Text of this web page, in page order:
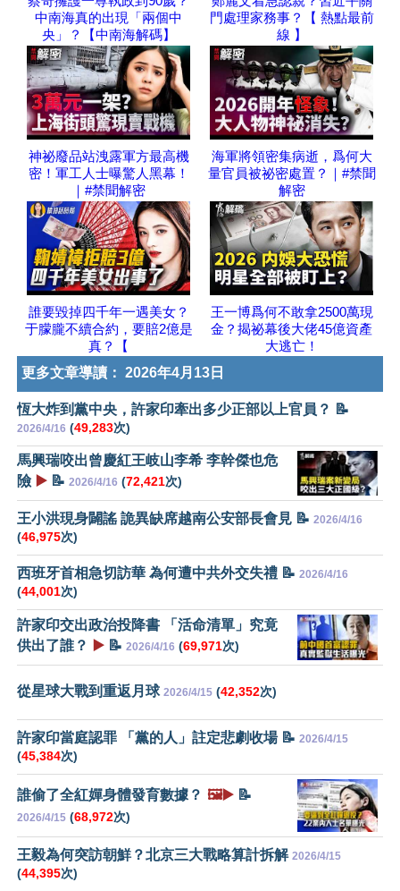
中南海真的出現「兩個中
央」？【中南海解碼】
門處理家務事？【 熱點最前
線 】
神祕廢品站洩露軍方最高機
密！軍工人士曝驚人黑幕！
｜#禁聞解密
海軍將領密集病逝，爲何大
量官員被祕密處置？｜#禁聞
解密
誰要毀掉四千年一遇美女？
于朦朧不續合約，要賠2億是
真？【
王一博爲何不敢拿2500萬現
金？揭祕幕後大佬45億資產
大逃亡！
更多文章導讀： 2026年4月13日
恆大炸到黨中央，許家印牽出多少正部以上官員？ 📝
2026/4/16 (49,283次)
馬興瑞咬出曾慶紅王岐山李希 李幹傑也危
險 ▶️ 📝 2026/4/16 (72,421次)
王小洪現身闢謠 詭異缺席越南公安部長會見 📝 2026/4/16
(46,975次)
西班牙首相急切訪華 為何遭中共外交失禮 📝 2026/4/16
(44,001次)
許家印交出政治投降書 「活命清單」究竟
供出了誰？
▶️ 📝 2026/4/16 (69,971次)
從星球大戰到重返月球 2026/4/15 (42,352次)
許家印當庭認罪 「黨的人」註定悲劇收場 📝 2026/4/15
(45,384次)
誰偷了全紅嬋身體發育數據？ 🖼️▶️ 📝
2026/4/15 (68,972次)
王毅為何突訪朝鮮？北京三大戰略算計拆解 2026/4/15
(44,395次)